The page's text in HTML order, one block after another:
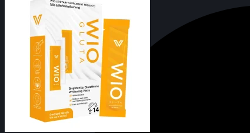
product
multiple
variants.
options
chosen